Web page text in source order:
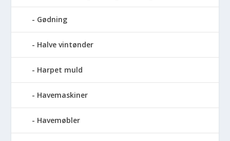
Gødning
Halve vintønder
Harpet muld
Havemaskiner
Havemøbler